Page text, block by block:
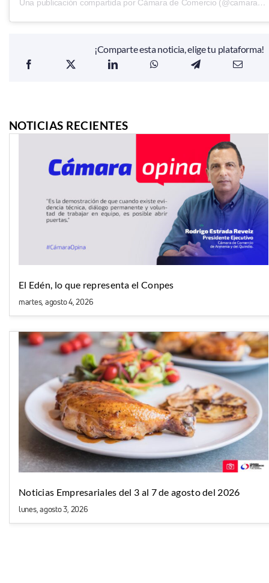
Una publicación compartida por Cámara de Comercio (@camaraarmenia)
¡Comparte esta noticia, elige tu plataforma!
NOTICIAS RECIENTES
El Edén, lo que representa el Conpes
martes, agosto 4, 2026
Noticias Empresariales del 3 al 7 de agosto del 2026
lunes, agosto 3, 2026